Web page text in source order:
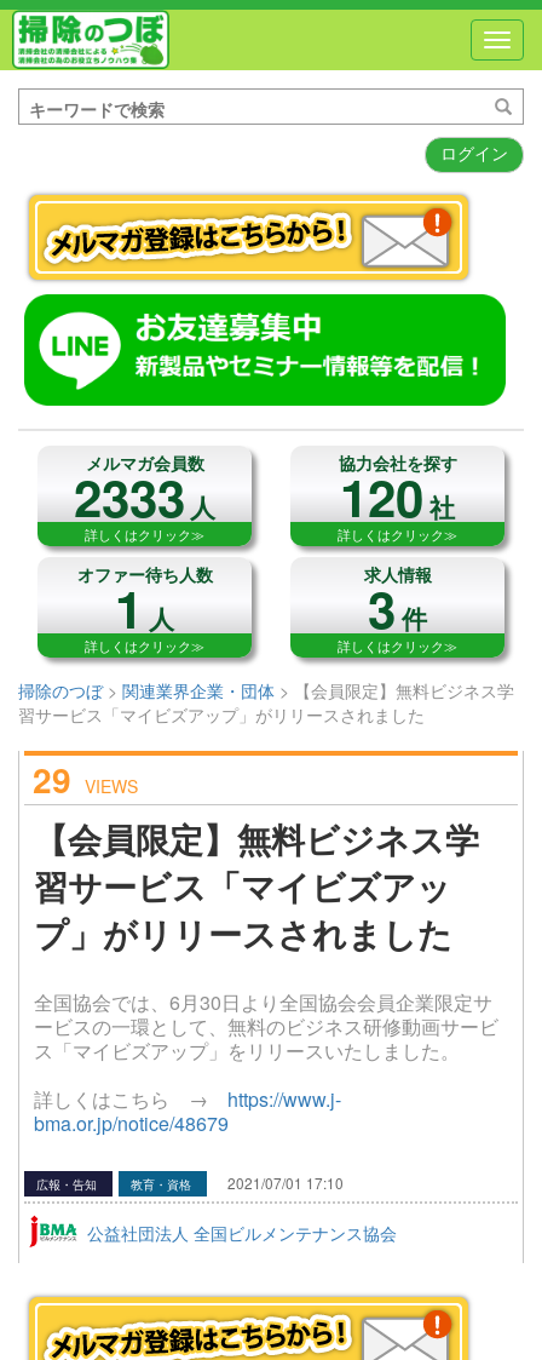
ログイン
メルマガ会員数
2333人
詳しくはクリック≫
協力会社を探す
120社
詳しくはクリック≫
オファー待ち人数
1人
詳しくはクリック≫
求人情報
3件
詳しくはクリック≫
掃除のつぼ> 関連業界企業・団体 >
【会員限定】無料ビジネス学
習サービス「マイビズアップ」がリリースされました
29 VIEWS
【会員限定】無料ビジネス学
習サービス「マイビズアッ
プ」がリリースされました
全国協会では、6月30日より全国協会会員企業限定サ
ービスの一環として、無料のビジネス研修動画サービ
ス「マイビズアップ」をリリースいたしました。
詳しくはこちら → https://www.j-
bma.or.jp/notice/48679
広報・告知 教育・資格 2021/07/01 17:10
公益社団法人 全国ビルメンテナンス協会